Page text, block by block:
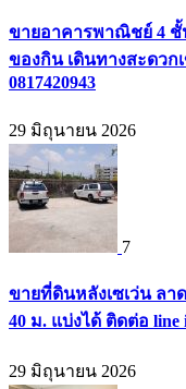
ขายอาคารพาณิชย์ 4 ชั้
ของกิน เดินทางสะดวก
0817420943
29 มิถุนายน 2026
7
ขายที่ดินหลังเซเว่น ลา
40 ม. แบ่งได้ ติดต่อ line
29 มิถุนายน 2026